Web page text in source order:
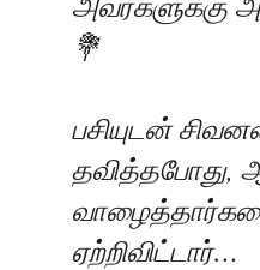
💐
பசியுடன்
தவித்தபோது,
ஏற்றிவிட்டார்…